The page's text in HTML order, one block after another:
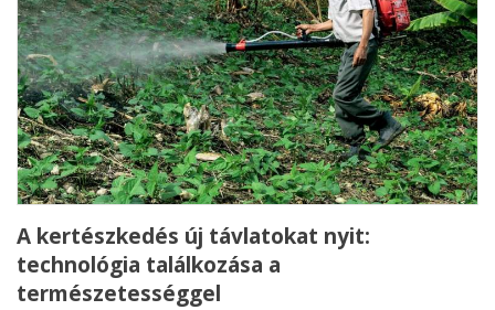
A kertészkedés új távlatokat nyit:
technológia találkozása a
természetességgel